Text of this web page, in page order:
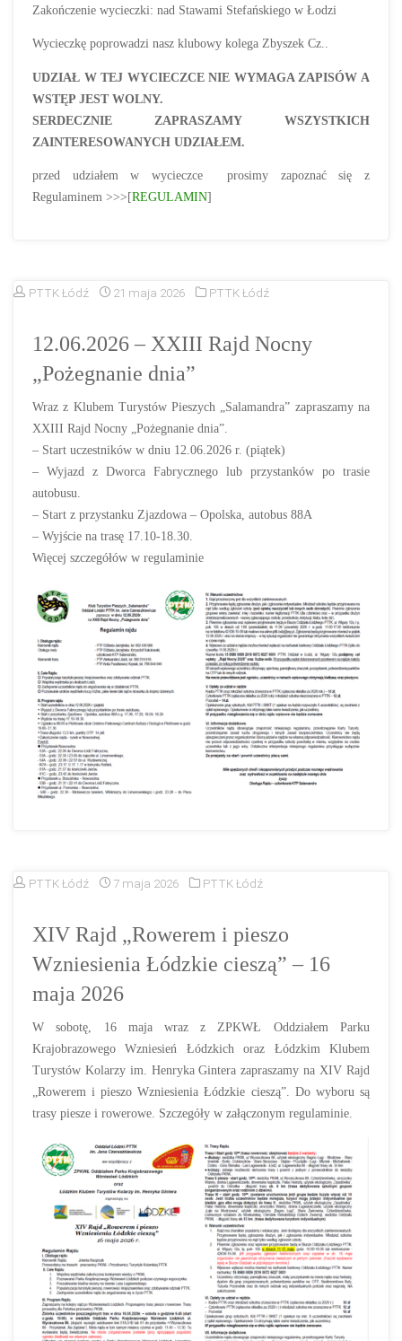
Zakończenie wycieczki: nad Stawami Stefańskiego w Łodzi
Wycieczkę poprowadzi nasz klubowy kolega Zbyszek Cz..
UDZIAŁ W TEJ WYCIECZCE NIE WYMAGA ZAPISÓW A
WSTĘP JEST WOLNY.
SERDECZNIE ZAPRASZAMY WSZYSTKICH
ZAINTERESOWANYCH UDZIAŁEM.
przed udziałem w wycieczce prosimy zapoznać się z
Regulaminem >>>[REGULAMIN]
PTTK Łódź 21 maja 2026 PTTK Łódź
12.06.2026 – XXIII Rajd Nocny
„Pożegnanie dnia”
Wraz z Klubem Turystów Pieszych „Salamandra” zapraszamy na
XXIII Rajd Nocny „Pożegnanie dnia”.
– Start uczestników w dniu 12.06.2026 r. (piątek)
– Wyjazd z Dworca Fabrycznego lub przystanków po trasie
autobusu.
– Start z przystanku Zjazdowa – Opolska, autobus 88A
– Wyjście na trasę 17.10-18.30.
Więcej szczegółów w regulaminie
PTTK Łódź 7 maja 2026 PTTK Łódź
XIV Rajd „Rowerem i pieszo
Wzniesienia Łódzkie cieszą” – 16
maja 2026
W sobotę, 16 maja wraz z ZPKWŁ Oddziałem Parku
Krajobrazowego Wzniesień Łódzkich oraz Łódzkim Klubem
Turystów Kolarzy im. Henryka Gintera zapraszamy na XIV Rajd
„Rowerem i pieszo Wzniesienia Łódzkie cieszą”. Do wyboru są
trasy piesze i rowerowe. Szczegóły w załączonym regulaminie.